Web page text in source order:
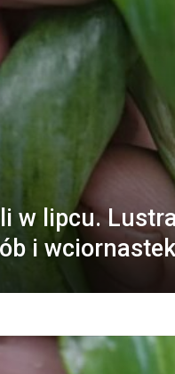
w lipcu.
i wciornastek